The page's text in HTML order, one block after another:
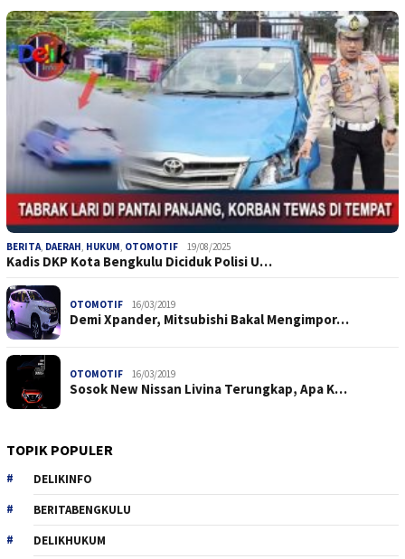
BERITA, DAERAH, HUKUM, OTOMOTIF 19/08/2025
Kadis DKP Kota Bengkulu Diciduk Polisi U…
OTOMOTIF 16/03/2019
Demi Xpander, Mitsubishi Bakal Mengimpor…
OTOMOTIF 16/03/2019
Sosok New Nissan Livina Terungkap, Apa K…
TOPIK POPULER
DELIKINFO
BERITABENGKULU
DELIKHUKUM